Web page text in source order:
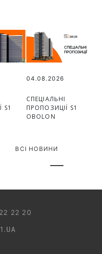
04.08.2026
СПЕЦІАЛЬНІ
ПРОПОЗИЦІЇ S1
OBOLON
ВСІ НОВИНИ
22 20